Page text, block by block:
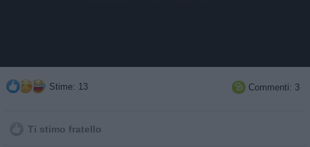
Stime: 13  Commenti: 3
Ti stimo fratello